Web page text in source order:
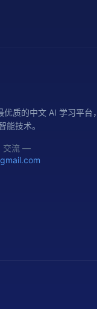
质的中文 AI 学习平台，
能技术。
交流 —